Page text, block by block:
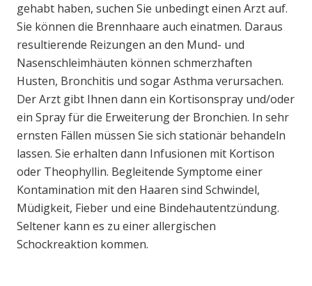
gehabt haben, suchen Sie unbedingt einen Arzt auf.
Sie können die Brennhaare auch einatmen. Daraus
resultierende Reizungen an den Mund- und
Nasenschleimhäuten können schmerzhaften
Husten, Bronchitis und sogar Asthma verursachen.
Der Arzt gibt Ihnen dann ein Kortisonspray und/oder
ein Spray für die Erweiterung der Bronchien. In sehr
ernsten Fällen müssen Sie sich stationär behandeln
lassen. Sie erhalten dann Infusionen mit Kortison
oder Theophyllin. Begleitende Symptome einer
Kontamination mit den Haaren sind Schwindel,
Müdigkeit, Fieber und eine Bindehautentzündung.
Seltener kann es zu einer allergischen
Schockreaktion kommen.